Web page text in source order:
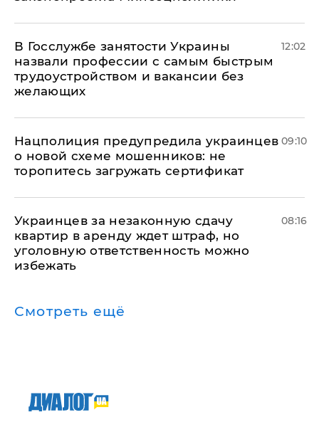
В Госслужбе занятости Украины
назвали профессии с самым быстрым
трудоустройством и вакансии без
желающих
12:02
Нацполиция предупредила украинцев
о новой схеме мошенников: не
торопитесь загружать сертификат
09:10
Украинцев за незаконную сдачу
квартир в аренду ждет штраф, но
уголовную ответственность можно
избежать
08:16
Смотреть ещё